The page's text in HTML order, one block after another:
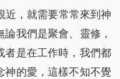
近，就需要常常來到神
我們是聚會、靈修，
者是在工作時，我們都
神的愛，這樣不知不覺